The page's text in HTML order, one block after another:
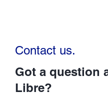
Contact us.
Got a question
Libre?